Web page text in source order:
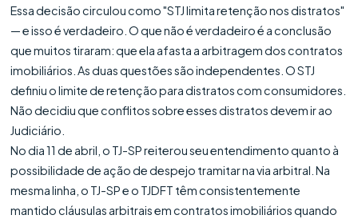
Essa decisão circulou como "STJ limita retenção nos distratos"
— e isso é verdadeiro. O que não é verdadeiro é a conclusão
que muitos tiraram: que ela afasta a arbitragem dos contratos
imobiliários. As duas questões são independentes. O STJ
definiu o limite de retenção para distratos com consumidores.
Não decidiu que conflitos sobre esses distratos devem ir ao
Judiciário.
No dia 11 de abril, o TJ-SP reiterou seu entendimento quanto à
possibilidade de ação de despejo tramitar na via arbitral. Na
mesma linha, o TJ-SP e o TJDFT têm consistentemente
mantido cláusulas arbitrais em contratos imobiliários quando